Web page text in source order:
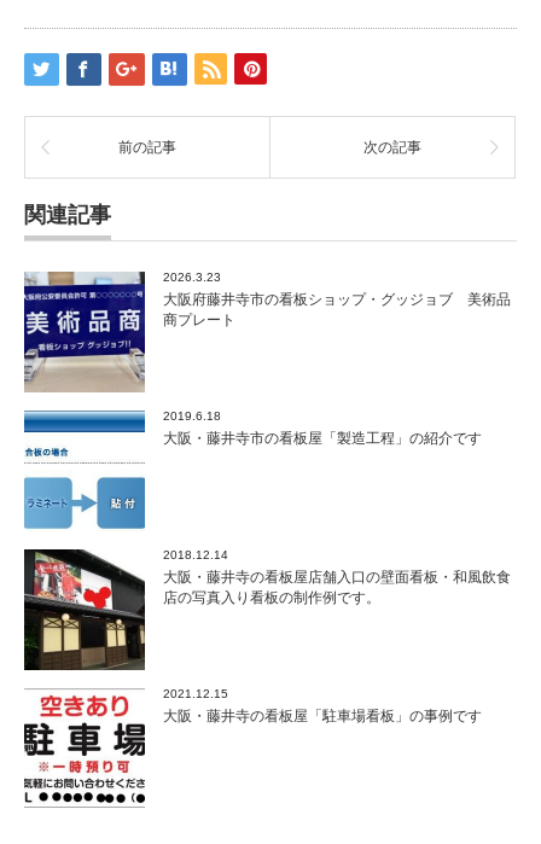
前の記事 次の記事
関連記事
2026.3.23
大阪府藤井寺市の看板ショップ・グッジョブ 美術品
商プレート
2019.6.18
大阪・藤井寺市の看板屋「製造工程」の紹介です
2018.12.14
大阪・藤井寺の看板屋店舗入口の壁面看板・和風飲食
店の写真入り看板の制作例です。
2021.12.15
大阪・藤井寺の看板屋「駐車場看板」の事例です